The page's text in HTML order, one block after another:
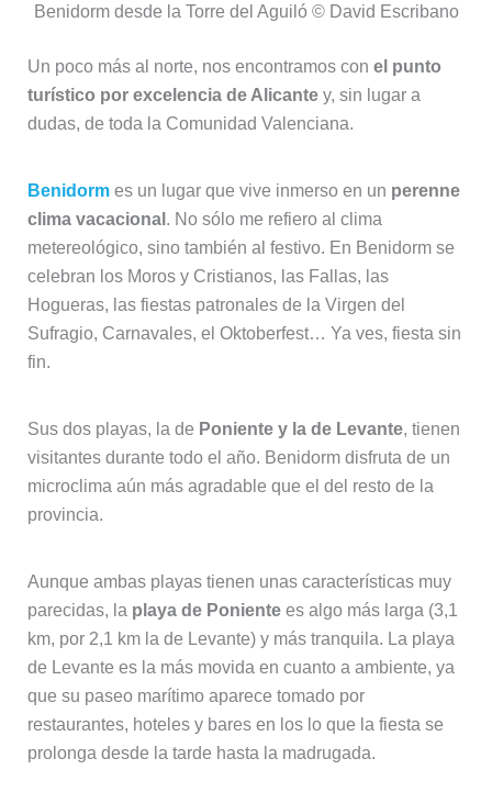
Benidorm desde la Torre del Aguiló © David Escribano
Un poco más al norte, nos encontramos con el punto
turístico por excelencia de Alicantey, sin lugar a
dudas, de toda la Comunidad Valenciana.
Benidormes un lugar que vive inmerso en un perenne
clima vacacional . No sólo me refiero al clima
metereológico, sino también al festivo. En Benidorm se
celebran los Moros y Cristianos, las Fallas, las
Hogueras, las fiestas patronales de la Virgen del
Sufragio, Carnavales, el Oktoberfest… Ya ves, fiesta sin
fin.
Sus dos playas, la de Poniente y la de Levante, tienen
visitantes durante todo el año. Benidorm disfruta de un
microclima aún más agradable que el del resto de la
provincia.
Aunque ambas playas tienen unas características muy
parecidas, la playa de Ponientees algo más larga (3,1
km, por 2,1 km la de Levante) y más tranquila. La playa
de Levante es la más movida en cuanto a ambiente, ya
que su paseo marítimo aparece tomado por
restaurantes, hoteles y bares en los lo que la fiesta se
prolonga desde la tarde hasta la madrugada.